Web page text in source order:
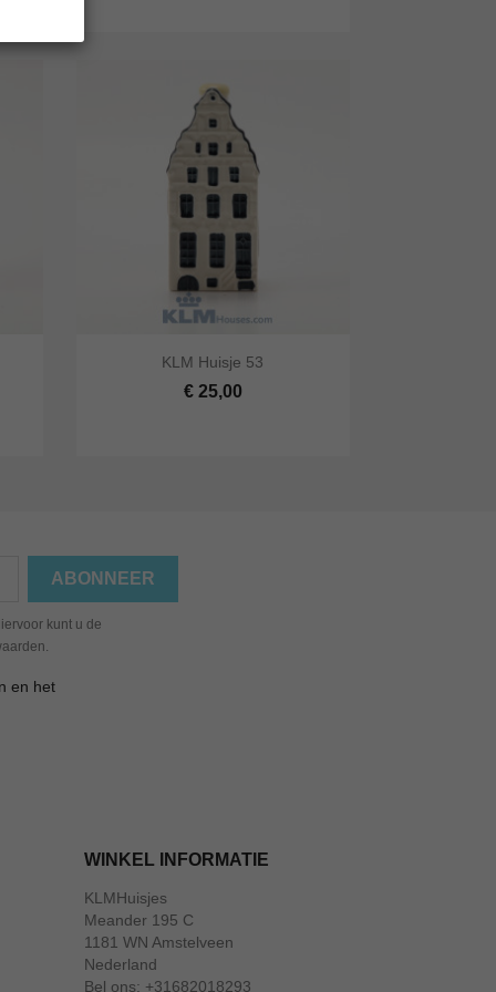
Snel bekijken In winkelwagen
KLM Huisje 53
€ 25,00
kunt u de
en het
WINKEL INFORMATIE
KLMHuisjes
Meander 195 C
1181 WN Amstelveen
Nederland
Bel ons: +31682018293